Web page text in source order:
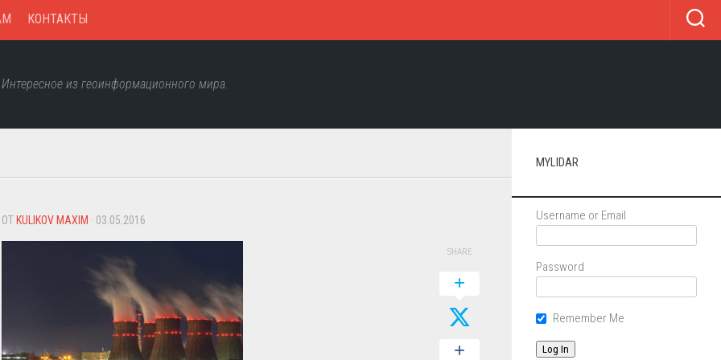
КОНТАКТЫ
Интересное из геоинформационного мира.
ОТ KULIKOV MAXIM · 03.05.2016
SHARE
MYLIDAR
Username or Email
Password
Remember Me